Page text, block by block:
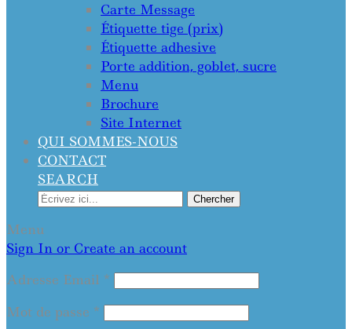
Carte Message
Étiquette tige (prix)
Étiquette adhesive
Porte addition, goblet, sucre
Menu
Brochure
Site Internet
QUI SOMMES-NOUS
CONTACT
SEARCH
Chercher
Menu
Sign In or Create an account
Adresse Email *
Mot de passe *